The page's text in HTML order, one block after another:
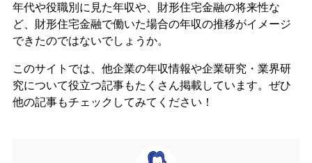
年代や役職別に見た年収や、財形住宅金融の将来性な
ど、財形住宅金融で働いた場合の年収の推移がイメージ
できたのではないでしょうか。
このサイトでは、他企業の年収情報や企業研究・業界研
究について役立つ記事もたくさん掲載しています。ぜひ
他の記事もチェックしてみてください！